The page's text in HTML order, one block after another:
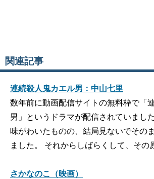
関連記事
連続殺人鬼カエル男：中山七里
数年前に動画配信サイトの無料枠で「
男」というドラマが配信されていまし
味がわいたものの、結局見ないでその
ました。 それからしばらくして、そ
さかなのこ（映画）